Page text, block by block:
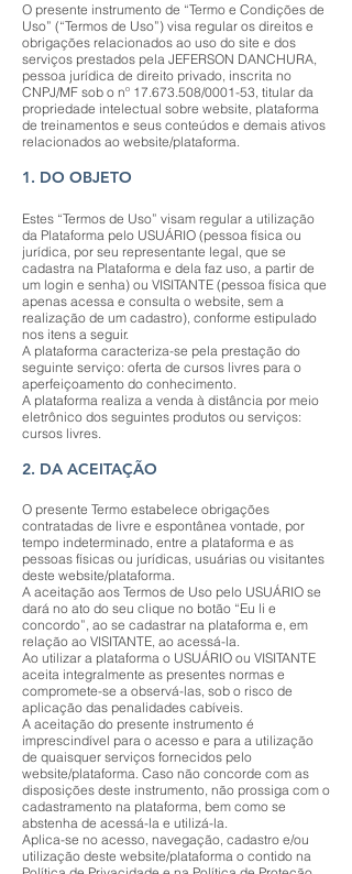
O presente instrumento de “Termo e Condições de
Uso” (“Termos de Uso”) visa regular os direitos e
obrigações relacionados ao uso do site e dos
serviços prestados pela JEFERSON DANCHURA,
pessoa jurídica de direito privado, inscrita no
CNPJ/MF sob o nº 17.673.508/0001-53, titular da
propriedade intelectual sobre website, plataforma
de treinamentos e seus conteúdos e demais ativos
relacionados ao website/plataforma.
1. DO OBJETO
Estes “Termos de Uso” visam regular a utilização
da Plataforma pelo USUÁRIO (pessoa física ou
jurídica, por seu representante legal, que se
cadastra na Plataforma e dela faz uso, a partir de
um login e senha) ou VISITANTE (pessoa física que
apenas acessa e consulta o website, sem a
realização de um cadastro), conforme estipulado
nos itens a seguir.
A plataforma caracteriza-se pela prestação do
seguinte serviço: oferta de cursos livres para o
aperfeiçoamento do conhecimento.
A plataforma realiza a venda à distância por meio
eletrônico dos seguintes produtos ou serviços:
cursos livres.
2. DA ACEITAÇÃO
O presente Termo estabelece obrigações
contratadas de livre e espontânea vontade, por
tempo indeterminado, entre a plataforma e as
pessoas físicas ou jurídicas, usuárias ou visitantes
deste website/plataforma.
A aceitação aos Termos de Uso pelo USUÁRIO se
dará no ato do seu clique no botão “Eu li e
concordo”, ao se cadastrar na plataforma e, em
relação ao VISITANTE, ao acessá-la.
Ao utilizar a plataforma o USUÁRIO ou VISITANTE
aceita integralmente as presentes normas e
compromete-se a observá-las, sob o risco de
aplicação das penalidades cabíveis.
A aceitação do presente instrumento é
imprescindível para o acesso e para a utilização
de quaisquer serviços fornecidos pelo
website/plataforma. Caso não concorde com as
disposições deste instrumento, não prossiga com o
cadastramento na plataforma, bem como se
abstenha de acessá-la e utilizá-la.
Aplica-se no acesso, navegação, cadastro e/ou
utilização deste website/plataforma o contido na